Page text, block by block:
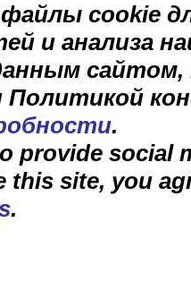
cookie
и анализа
Политикой
.
provide social
site, you
.